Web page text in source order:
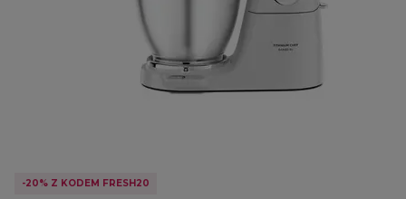
-20% Z KODEM FRESH20